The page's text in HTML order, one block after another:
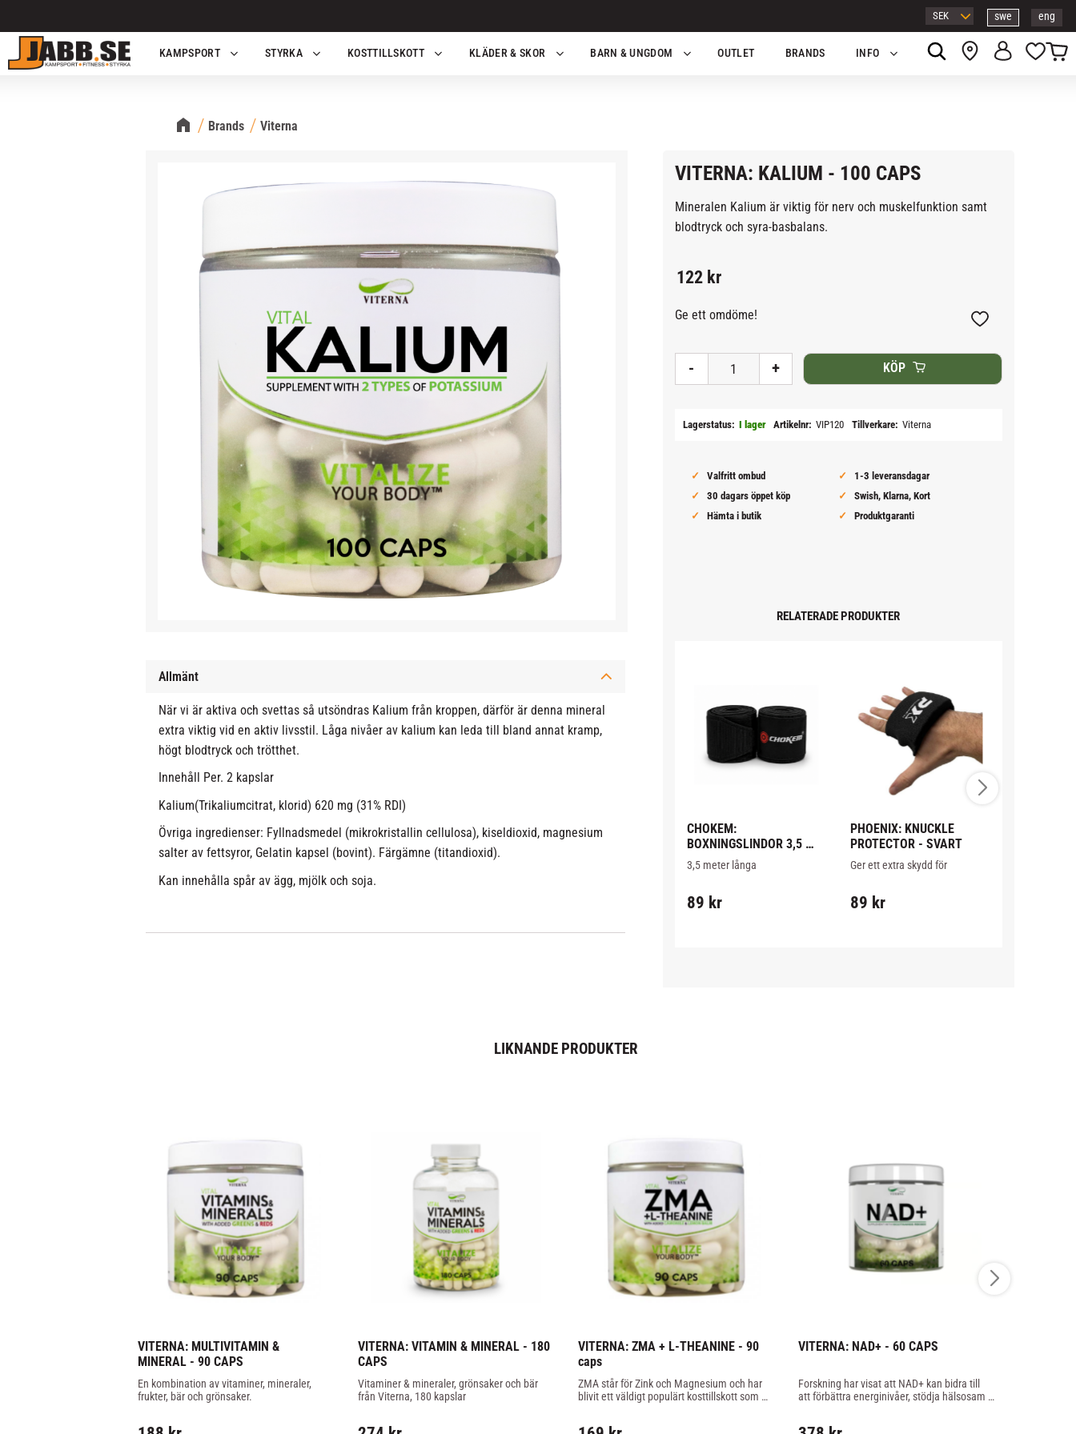
swe eng
KAMPSPORT
STYRKA KOSTTILLSKOTT KLÄDER & SKOR BARN & UNGDOM OUTLET BRANDS INFO
Brands Viterna
VITERNA: KALIUM - 100 CAPS
Mineralen Kalium är viktig för nerv och muskelfunktion samt
blodtryck och syra-basbalans.
122kr
+
- KÖP
Lägg till i favoriter
Lagerstatus I lager Artikelnr VIP120 Tillverkare Viterna
Valfritt ombud
1-3 leveransdagar
30 dagars öppet köp
Swish, Klarna, Kort
Hämta i butik
Produktgaranti
Ge ett omdöme!
Allmänt
När vi är aktiva och svettas så utsöndras Kalium från kroppen, därför är denna mineral
extra viktig vid en aktiv livsstil. Låga nivåer av kalium kan leda till bland annat kramp,
högt blodtryck och trötthet.
Innehåll Per. 2 kapslar
Kalium(Trikaliumcitrat, klorid) 620 mg (31% RDI)
Övriga ingredienser: Fyllnadsmedel (mikrokristallin cellulosa), kiseldioxid, magnesium
salter av fettsyror, Gelatin kapsel (bovint). Färgämne (titandioxid).
Kan innehålla spår av ägg, mjölk och soja.
RELATERADE PRODUKTER
CHOKEM:
BOXNINGSLINDOR 3,5
METER - SVART
3,5 meter långa
89 kr
PHOENIX: KNUCKLE
PROTECTOR - SVART
Ger ett extra skydd för
89 kr
LIKNANDE PRODUKTER
VITERNA: MULTIVITAMIN &
MINERAL - 90 CAPS
En kombination av vitaminer, mineraler,
frukter, bär och grönsaker.
VITERNA: VITAMIN & MINERAL - 180
CAPS
Vitaminer & mineraler, grönsaker och bär
från Viterna, 180 kapslar
VITERNA: ZMA + L-THEANINE - 90
caps
ZMA står för Zink och Magnesium och har
blivit ett väldigt populärt kosttillskott som
VITERNA: NAD+ - 60 CAPS
Forskning har visat att NAD+ kan bidra till
att förbättra energinivåer, stödja hälsosam